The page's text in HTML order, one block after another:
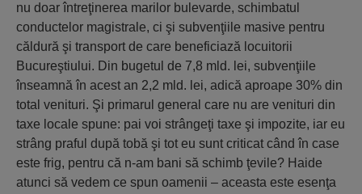
nu doar întreţinerea marilor bulevarde, schim­batul
conductelor magistrale, ci şi subvenţiile masive pentru
căldură şi transport de care beneficiază locuitorii
Bucureştiului. Din bugetul de 7,8 mld. lei, subvenţiile
înseamnă în acest an 2,2 mld. lei, adică aproape 30% din
total venituri. Şi primarul general care nu are venituri din
taxe locale spune: pai voi strângeţi taxe şi impozite, iar eu
strâng praful după tobă şi tot eu sunt criticat când în case
este frig, pentru că n-am bani să schimb ţevile? Haide
atunci să vedem ce spun oamenii – aceasta este esenţa